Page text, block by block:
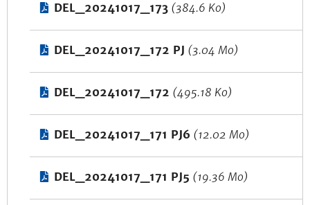
DEL_20241017_173 (384.6 Ko)
DEL_20241017_172 PJ (3.04 Mo)
DEL_20241017_172 (495.18 Ko)
DEL_20241017_171 PJ6 (12.02 Mo)
DEL_20241017_171 PJ5 (19.36 Mo)